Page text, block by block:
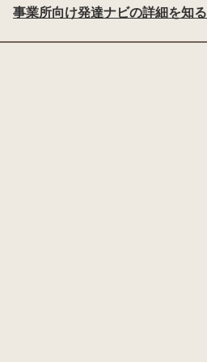
事業所向け発達ナビの詳細を知る